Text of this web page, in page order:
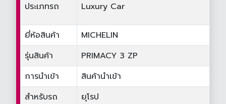
ประเภทรถ Luxury Car
ยี่ห้อสินค้า
MICHELIN
รุ่นสินค้า
PRIMACY 3 ZP
การนำเข้า
สินค้านำเข้า
สำหรับรถ
ยุโรป